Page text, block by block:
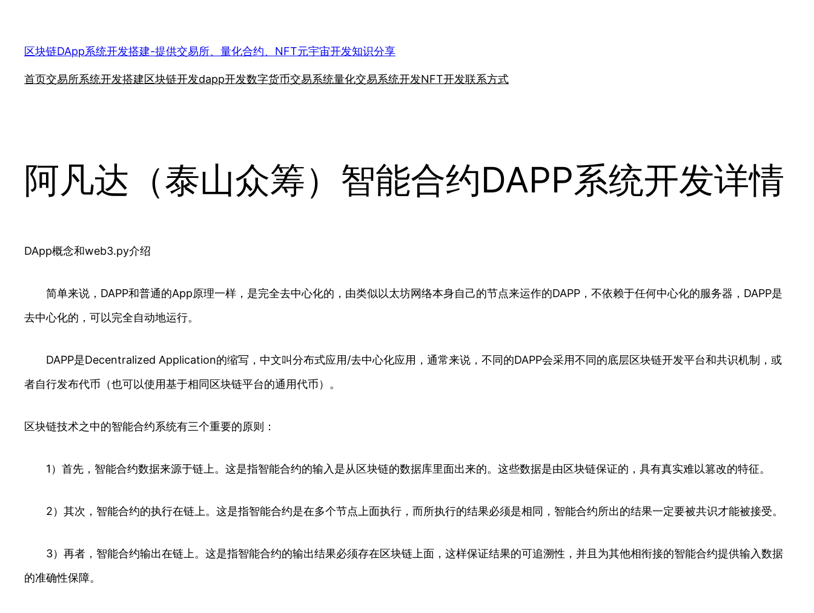
区块链DApp系统开发搭建-提供交易所、量化合约、NFT元宇宙开发知识分享
首页交易所系统开发搭建区块链开发dapp开发数字货币交易系统量化交易系统开发NFT开发联系方式
阿凡达（泰山众筹）智能合约DAPP系统开发详情
DApp概念和web3.py介绍
简单来说，DAPP和普通的App原理一样，是完全去中心化的，由类似以太坊网络本身自己的节点来运作的DAPP，不依赖于任何中心化的服务器，DAPP是
去中心化的，可以完全自动地运行。
DAPP是Decentralized Application的缩写，中文叫分布式应用/去中心化应用，通常来说，不同的DAPP会采用不同的底层区块链开发平台和共识机制，或
者自行发布代币（也可以使用基于相同区块链平台的通用代币）。
区块链技术之中的智能合约系统有三个重要的原则：
1）首先，智能合约数据来源于链上。这是指智能合约的输入是从区块链的数据库里面出来的。这些数据是由区块链保证的，具有真实难以篡改的特征。
2）其次，智能合约的执行在链上。这是指智能合约是在多个节点上面执行，而所执行的结果必须是相同，智能合约所出的结果一定要被共识才能被接受。
3）再者，智能合约输出在链上。这是指智能合约的输出结果必须存在区块链上面，这样保证结果的可追溯性，并且为其他相衔接的智能合约提供输入数据
的准确性保障。